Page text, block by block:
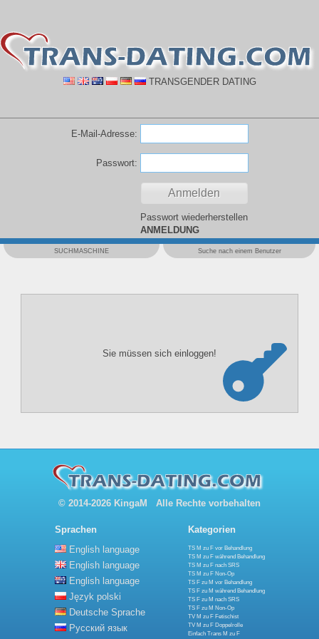
TRANSGENDER DATING
E-Mail-Adresse:
Passwort:
Passwort wiederherstellen
ANMELDUNG
SUCHMASCHINE Suche nach einem Benutzer
Sie müssen sich einloggen!
© 2014-2026 KingaM Alle Rechte vorbehalten
Sprachen
English language
English language
English language
Język polski
Deutsche Sprache
Русский язык
Kategorien
TS M zu F vor Behandlung
TS M zu F während Behandlung
TS M zu F nach SRS
TS M zu F Non-Op
TS F zu M vor Behandlung
TS F zu M während Behandlung
TS F zu M nach SRS
TS F zu M Non-Op
TV M zu F Fetischist
TV M zu F Doppelrolle
Einfach Trans M zu F